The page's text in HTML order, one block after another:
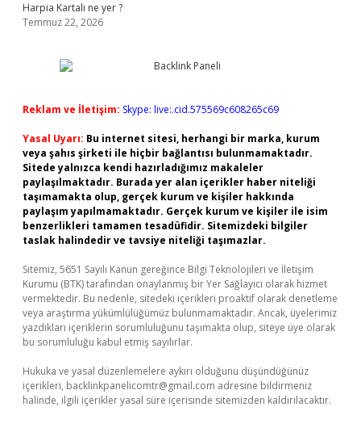
Harpia Kartalı ne yer ?
Temmuz 22, 2026
Reklam ve İletişim: Skype: live:.cid.575569c608265c69
Yasal Uyarı: Bu internet sitesi, herhangi bir marka, kurum
veya şahıs şirketi ile hiçbir bağlantısı bulunmamaktadır.
Sitede yalnızca kendi hazırladığımız makaleler
paylaşılmaktadır. Burada yer alan içerikler haber niteliği
taşımamakta olup, gerçek kurum ve kişiler hakkında
paylaşım yapılmamaktadır. Gerçek kurum ve kişiler ile isim
benzerlikleri tamamen tesadüfidir. Sitemizdeki bilgiler
taslak halindedir ve tavsiye niteliği taşımazlar.
Sitemiz, 5651 Sayılı Kanun gereğince Bilgi Teknolojileri ve İletişim
Kurumu (BTK) tarafından onaylanmış bir Yer Sağlayıcı olarak hizmet
vermektedir. Bu nedenle, sitedeki içerikleri proaktif olarak denetleme
veya araştırma yükümlülüğümüz bulunmamaktadır. Ancak, üyelerimiz
yazdıkları içeriklerin sorumluluğunu taşımakta olup, siteye üye olarak
bu sorumluluğu kabul etmiş sayılırlar.
Hukuka ve yasal düzenlemelere aykırı olduğunu düşündüğünüz
içerikleri, backlinkpanelicomtr@gmail.com adresine bildirmeniz
halinde, ilgili içerikler yasal süre içerisinde sitemizden kaldırılacaktır.